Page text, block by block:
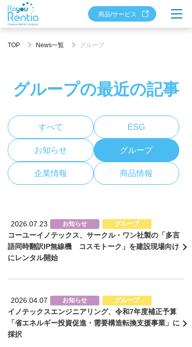
商品/サービス
TOP News一覧 グループ
グループの最近の記事
すべて ESG
お知らせ グループ
企業情報 商品情報
2026.07.23 お知らせ グループ
コーユーイノテックス、サークル・ワン社製の「多言
語同時翻訳IP無線機 コスモトーク」を建設現場向け
にレンタル開始
2026.04.07 お知らせ グループ
イノテックスエンジニアリング、令和7年度補正予算
「省エネルギー投資促進・需要構造転換支援事業」に
採択